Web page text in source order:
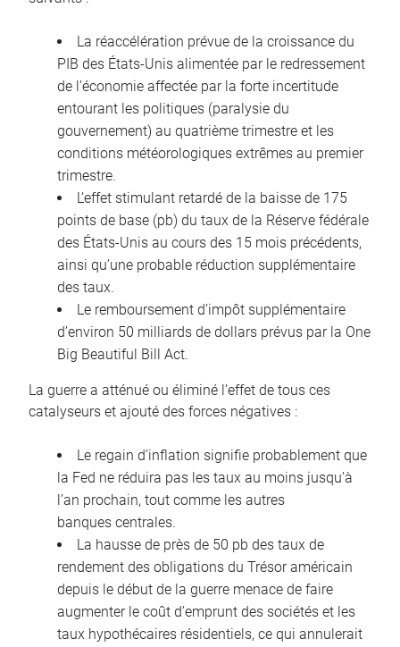
La réaccélération prévue de la croissance du
PIB des États-Unis alimentée par le redressement
de l’économie affectée par la forte incertitude
entourant les politiques (paralysie du
gouvernement) au quatrième trimestre et les
conditions météorologiques extrêmes au premier
trimestre.
L’effet stimulant retardé de la baisse de 175
points de base (pb) du taux de la Réserve fédérale
des États-Unis au cours des 15 mois précédents,
ainsi qu’une probable réduction supplémentaire
des taux.
Le remboursement d’impôt supplémentaire
d’environ 50 milliards de dollars prévus par la One
Big Beautiful Bill Act.
La guerre a atténué ou éliminé l’effet de tous ces
catalyseurs et ajouté des forces négatives :
Le regain d’inflation signifie probablement que
la Fed ne réduira pas les taux au moins jusqu’à
l’an prochain, tout comme les autres
banques centrales.
La hausse de près de 50 pb des taux de
rendement des obligations du Trésor américain
depuis le début de la guerre menace de faire
augmenter le coût d’emprunt des sociétés et les
taux hypothécaires résidentiels, ce qui annulerait